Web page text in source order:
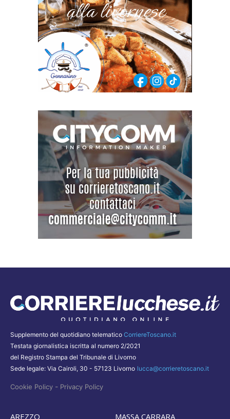
Supplemento del quotidiano telematico CorriereToscano.it
Testata giornalistica iscritta al numero 2/2021
del Registro Stampa del Tribunale di Livorno
Sede legale: Via Cairoli, 30 - 57123 Livorno lucca@corrieretoscano.it
Cookie Policy - Privacy Policy
AREZZO MASSA CARRARA